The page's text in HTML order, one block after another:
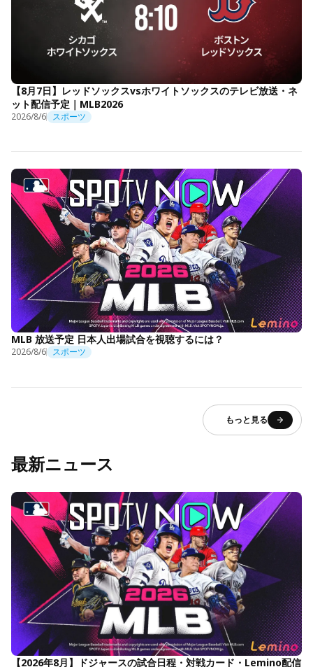
【8月7日】レッドソックスvsホワイトソックスのテレビ放送・ネ
ット配信予定｜MLB2026
2026/8/6 スポーツ
MLB 放送予定 日本人出場試合を視聴するには？
2026/8/6 スポーツ
もっと見る
最新ニュース
【2026年8月】ドジャースの試合日程・対戦カード・Lemino配信